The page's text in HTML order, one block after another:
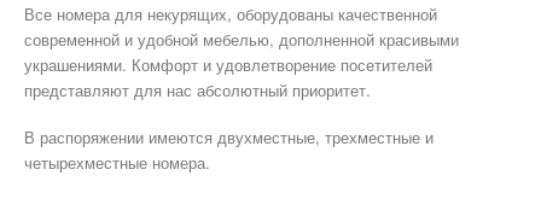
Все номера для некурящих, оборудованы качественной
современной и удобной мебелью, дополненной красивыми
украшениями. Комфорт и удовлетворение посетителей
представляют для нас абсолютный приоритет.
В распоряжении имеются двухместные, трехместные и
четырехместные номера.